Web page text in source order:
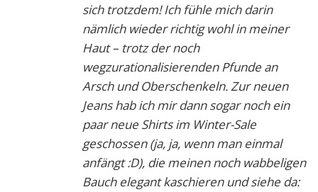
sich trotzdem! Ich fühle mich darin
nämlich wieder richtig wohl in meiner
Haut – trotz der noch
wegzurationalisierenden Pfunde an
Arsch und Oberschenkeln. Zur neuen
Jeans hab ich mir dann sogar noch ein
paar neue Shirts im Winter-Sale
geschossen (ja, ja, wenn man einmal
anfängt :D), die meinen noch wabbeligen
Bauch elegant kaschieren und siehe da: